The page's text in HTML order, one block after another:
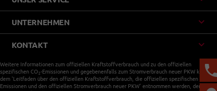
UNTERNEHMEN
KONTAKT
Weitere Informationen zum offiziellen Kraftstoffverbrauch und zu den offiziellen
spezifischen CO 2-Emissionen und gegebenenfalls zum Stromverbrauch neuer PKW können
dem 'Leitfaden über den offiziellen Kraftstoffverbrauch, die offiziellen spezifischen CO
Emissionen und den offiziellen Stromverbrauch neuer PKW' entnommen werden, der an